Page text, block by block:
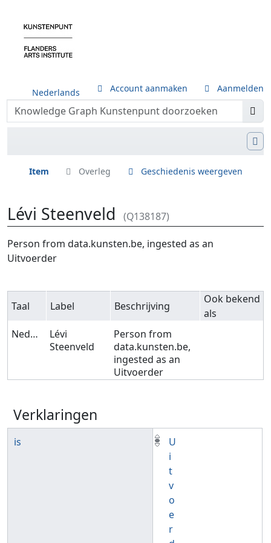
Nederlands Account aanmaken Aanmelden
Item Overleg Geschiedenis weergeven
Lévi Steenveld (Q138187)
Ga naar:navigatie,zoeken
Person from data.kunsten.be, ingested as an
Uitvoerder
Taal Label Beschrijving
Ook bekend
als
Nederlands
Lévi
Steenveld
Person from
data.kunsten.be,
ingested as an
Uitvoerder
Verklaringen
is
U
i
t
v
o
e
r